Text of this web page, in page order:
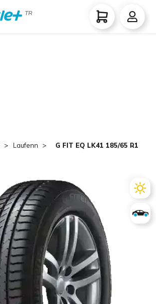
TR
Laufenn G FIT EQ LK41 185/65 R14